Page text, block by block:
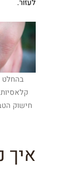
לעזור.
בהחלט
חישוק
איך